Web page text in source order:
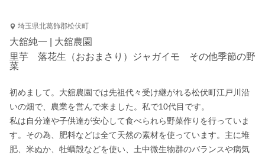
埼玉県北葛飾郡松伏町
大舘純一 | 大舘農園
里芋 落花生（おおまさり）ジャガイモ その他季節の野
菜
初めまして。大舘農園では先祖代々受け継がれる松伏町江戸川沿
いの畑で、農業を営んで来ました。私で10代目です。
私は自分達や子供達が安心して食べられら野菜作りを行っていま
す。その為、肥料などは全て天然の素材を使っています。主に堆
肥、米ぬか、牡蠣殻などを使い、土中微生物群のバランスや病気